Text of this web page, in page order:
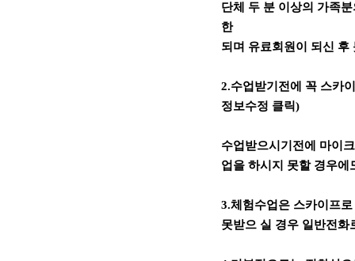
단체 두 분 이상의 가족
한
되며 유료회원이 되신 후
2.수업받기전에 꼭 스카
정보수정 클릭)
수업받으시기전에 마이
업을 하시지 못할 경우에
3.체험수업은 스카이프
못받으 실 경우 일반전화